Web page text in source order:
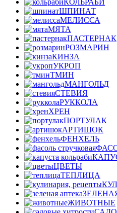
КОЛЬРАБИ
ШПИНАТ
МЕЛИССА
МЯТА
ПАСТЕРНАК
РОЗМАРИН
КИНЗА
УКРОП
ТМИН
МАНГОЛЬД
СТЕВИЯ
РУККОЛА
ХРЕН
ПОРТУЛАК
АРТИШОК
ФЕНХЕЛЬ
ЦВЕТЫ
ТЕПЛИЦА
ЖИВОТНЫЕ